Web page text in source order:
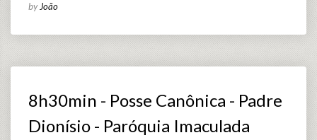
by João
8h30min - Posse Canônica - Padre
Dionísio - Paróquia Imaculada